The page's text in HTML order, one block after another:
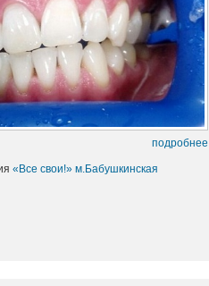
подробнее
«Все свои!» м.Бабушкинская